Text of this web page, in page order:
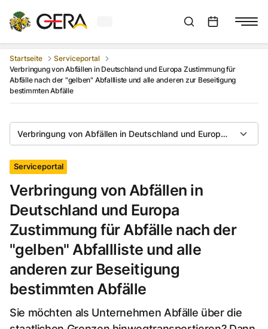
Aktuelles Wetter in GeraSuchleiste anzeigen
Startseite
Serviceportal
Verbringung von Abfällen in Deutschland und Europa Zustimmung für
Abfälle nach der "gelben" Abfallliste und alle anderen zur Beseitigung
bestimmten Abfälle
Verbringung von Abfällen in Deutschland und Europa
Serviceportal
Verbringung von Abfällen in
Deutschland und Europa
Zustimmung für Abfälle nach der
"gelben" Abfallliste und alle
anderen zur Beseitigung
bestimmten Abfälle
Sie möchten als Unternehmen Abfälle über die